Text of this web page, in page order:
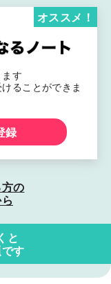
す
ることができま
オススメ！
録
の
と
す